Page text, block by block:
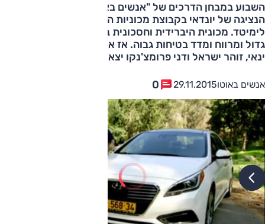
השבוע במבחן הדרכים של "אנשים באוטו" לקחנו לסיבוב את
הנציגה של יונדאי בקבוצת מכוניות המנהלים - יונדאי סונטה
לימיטד. מכונית היברידית וחסכונית בדלק, עם חלל פנימי
גדול ומרווח ומדד בטיחות גבוה. אז איך היא על הכביש? מיכל
ינאי, זוהר ישראל ודני פרומצ'נקו יצא
אנשים באוטו29.11.2015
0